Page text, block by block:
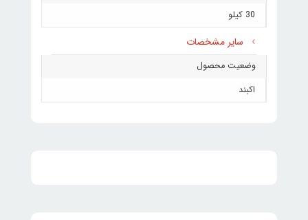
30 کیلو
سایر مشخصات
وضعیت محصول
اکبند